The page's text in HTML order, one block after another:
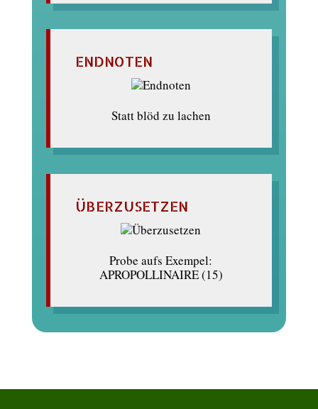
ENDNOTEN
Statt blöd zu lachen
ÜBERZUSETZEN
Probe aufs Exempel:
APROPOLLINAIRE (15)